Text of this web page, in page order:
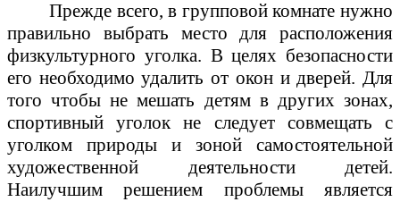
Прежде всего, в групповой комнате нужно
правильно выбрать место для расположения
физкультурного уголка. В целях безопасности
его необходимо удалить от окон и дверей. Для
того чтобы не мешать детям в других зонах,
спортивный уголок не следует совмещать с
уголком природы и зоной самостоятельной
художественной деятельности детей.
Наилучшим решением проблемы является